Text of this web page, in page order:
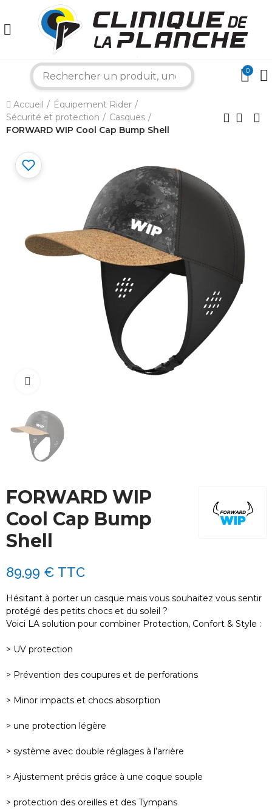
0
Accueil
Équipement Rider
Sécurité et protection
Casques
FORWARD WIP Cool Cap Bump Shell
FORWARD WIP
Cool Cap Bump
Shell
89,99 € TTC
Hésitant à porter un casque mais vous souhaitez vous sentir
protégé des petits chocs et du soleil ?
Voici LA solution pour combiner Protection, Confort & Style :
> UV protection
> Prévention des coupures et de perforations
> Minor impacts et chocs absorption
> une protection légère
> système avec double réglages à l’arrière
> Ajustement précis grâce à une coque souple
> protection des oreilles et des Tympans
×
Bonjour ! Je suis votre expert nautique.
Comment puis-je vous aider aujourd'hui ?